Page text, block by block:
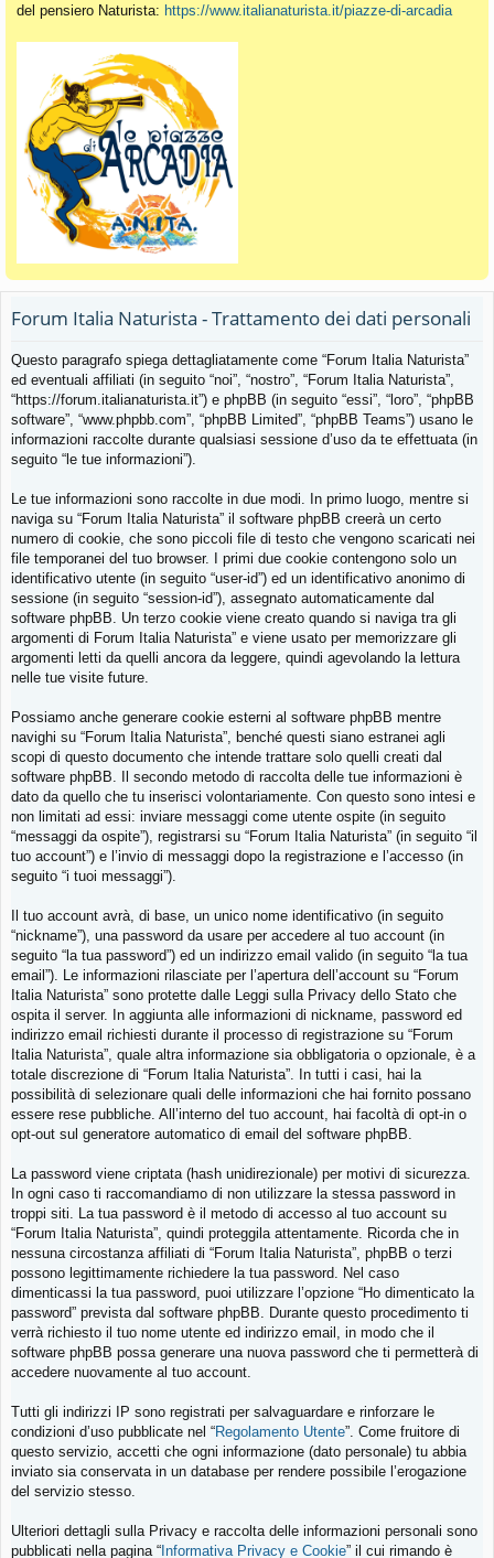
del pensiero Naturista: https://www.italianaturista.it/piazze-di-arcadia
Forum Italia Naturista - Trattamento dei dati personali
Questo paragrafo spiega dettagliatamente come “Forum Italia Naturista”
ed eventuali affiliati (in seguito “noi”, “nostro”, “Forum Italia Naturista”,
“https://forum.italianaturista.it”) e phpBB (in seguito “essi”, “loro”, “phpBB
software”, “www.phpbb.com”, “phpBB Limited”, “phpBB Teams”) usano le
informazioni raccolte durante qualsiasi sessione d’uso da te effettuata (in
seguito “le tue informazioni”).
Le tue informazioni sono raccolte in due modi. In primo luogo, mentre si
naviga su “Forum Italia Naturista” il software phpBB creerà un certo
numero di cookie, che sono piccoli file di testo che vengono scaricati nei
file temporanei del tuo browser. I primi due cookie contengono solo un
identificativo utente (in seguito “user-id”) ed un identificativo anonimo di
sessione (in seguito “session-id”), assegnato automaticamente dal
software phpBB. Un terzo cookie viene creato quando si naviga tra gli
argomenti di Forum Italia Naturista” e viene usato per memorizzare gli
argomenti letti da quelli ancora da leggere, quindi agevolando la lettura
nelle tue visite future.
Possiamo anche generare cookie esterni al software phpBB mentre
navighi su “Forum Italia Naturista”, benché questi siano estranei agli
scopi di questo documento che intende trattare solo quelli creati dal
software phpBB. Il secondo metodo di raccolta delle tue informazioni è
dato da quello che tu inserisci volontariamente. Con questo sono intesi e
non limitati ad essi: inviare messaggi come utente ospite (in seguito
“messaggi da ospite”), registrarsi su “Forum Italia Naturista” (in seguito “il
tuo account”) e l’invio di messaggi dopo la registrazione e l’accesso (in
seguito “i tuoi messaggi”).
Il tuo account avrà, di base, un unico nome identificativo (in seguito
“nickname”), una password da usare per accedere al tuo account (in
seguito “la tua password”) ed un indirizzo email valido (in seguito “la tua
email”). Le informazioni rilasciate per l’apertura dell’account su “Forum
Italia Naturista” sono protette dalle Leggi sulla Privacy dello Stato che
ospita il server. In aggiunta alle informazioni di nickname, password ed
indirizzo email richiesti durante il processo di registrazione su “Forum
Italia Naturista”, quale altra informazione sia obbligatoria o opzionale, è a
totale discrezione di “Forum Italia Naturista”. In tutti i casi, hai la
possibilità di selezionare quali delle informazioni che hai fornito possano
essere rese pubbliche. All’interno del tuo account, hai facoltà di opt-in o
opt-out sul generatore automatico di email del software phpBB.
La password viene criptata (hash unidirezionale) per motivi di sicurezza.
In ogni caso ti raccomandiamo di non utilizzare la stessa password in
troppi siti. La tua password è il metodo di accesso al tuo account su
“Forum Italia Naturista”, quindi proteggila attentamente. Ricorda che in
nessuna circostanza affiliati di “Forum Italia Naturista”, phpBB o terzi
possono legittimamente richiedere la tua password. Nel caso
dimenticassi la tua password, puoi utilizzare l’opzione “Ho dimenticato la
password” prevista dal software phpBB. Durante questo procedimento ti
verrà richiesto il tuo nome utente ed indirizzo email, in modo che il
software phpBB possa generare una nuova password che ti permetterà di
accedere nuovamente al tuo account.
Tutti gli indirizzi IP sono registrati per salvaguardare e rinforzare le
condizioni d’uso pubblicate nel “Regolamento Utente”. Come fruitore di
questo servizio, accetti che ogni informazione (dato personale) tu abbia
inviato sia conservata in un database per rendere possibile l’erogazione
del servizio stesso.
Ulteriori dettagli sulla Privacy e raccolta delle informazioni personali sono
pubblicati nella pagina “ Informativa Privacy e Cookie” il cui rimando è